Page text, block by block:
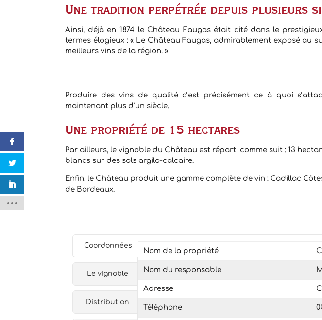
Une tradition perpétrée depuis plusieurs
Ainsi, déjà en 1874 le Château Faugas était cité dans le
termes élogieux : « Le Château Faugas, admirablement exposé au
meilleurs vins de la région. »
Produire des vins de qualité c’est précisément ce à quoi
maintenant plus d’un siècle.
Une propriété de 15 hectares
Par ailleurs, le vignoble du Château est réparti comme suit : 13
blancs sur des sols argilo-calcaire.
Enfin, le Château produit une gamme complète de vin : Cadillac
de Bordeaux.
Coordonnées
Le vignoble
Distribution
Nom de la propriété
Nom du responsable
Adresse
Téléphone